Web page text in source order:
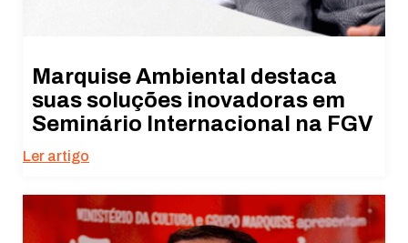
Marquise Ambiental destaca
suas soluções inovadoras em
Seminário Internacional na FGV
Ler artigo